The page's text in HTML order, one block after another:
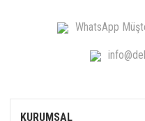
WhatsApp
KURUMSAL